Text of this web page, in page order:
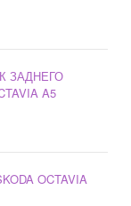
ЗАДНЕГО
A5
OCTAVIA